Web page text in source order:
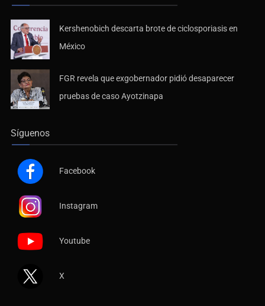
Kershenobich descarta brote de ciclosporiasis en
México
FGR revela que exgobernador pidió desaparecer
pruebas de caso Ayotzinapa
Síguenos
Facebook
Instagram
Youtube
X